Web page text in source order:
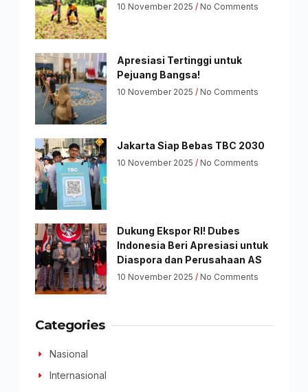
10 November 2025 No Comments
Apresiasi Tertinggi untuk
Pejuang Bangsa!
10 November 2025 No Comments
Jakarta Siap Bebas TBC 2030
10 November 2025 No Comments
Dukung Ekspor RI! Dubes
Indonesia Beri Apresiasi untuk
Diaspora dan Perusahaan AS
10 November 2025 No Comments
Categories
Nasional
Internasional